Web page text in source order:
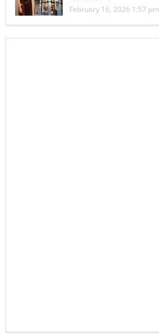
February 16, 2026 1:57 pm